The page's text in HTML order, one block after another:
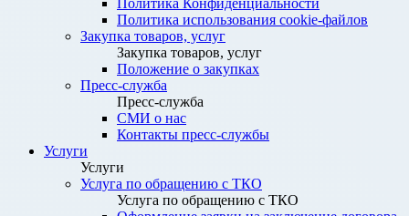
Политика Конфиденциальности
Политика использования cookie-файлов
Закупка товаров, услуг
Закупка товаров, услуг
Положение о закупках
Пресс-служба
Пресс-служба
СМИ о нас
Контакты пресс-службы
Услуги
Услуги
Услуга по обращению с ТКО
Услуга по обращению с ТКО